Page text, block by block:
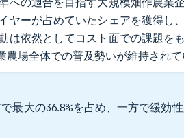
ヤーが占めていたシェアを獲得し
依然としてコスト面での課題をも
場全体での普及勢いが維持されて
最大の36.8%を占め、一方で緩効